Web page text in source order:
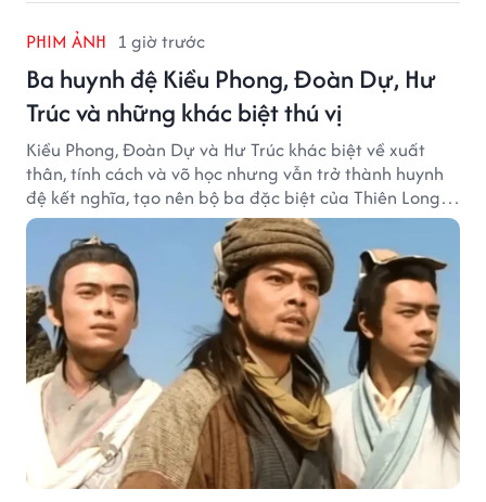
PHIM ẢNH 1 giờ trước
Ba huynh đệ Kiều Phong, Đoàn Dự, Hư
Trúc và những khác biệt thú vị
Kiều Phong, Đoàn Dự và Hư Trúc khác biệt về xuất
thân, tính cách và võ học nhưng vẫn trở thành huynh
đệ kết nghĩa, tạo nên bộ ba đặc biệt của Thiên Long
Bát Bộ.